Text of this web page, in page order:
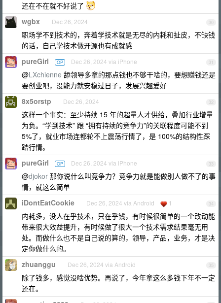
还在不在就不好说了
30
wgbx Dec 26, 2024
职场学不到技术的，奔着学技术就是无尽的内耗和扯皮，不缺钱
的话，自己学技术做开源也有成就感
31
pureGirl OP Dec 26, 2024 via iPhone
@LXchienne 舔领导多拿的那点钱也不够干啥的，要想赚钱还是
要创业吧，没能力就安稳过日子，发展兴趣爱好
32
8x5orstp Dec 26, 2024
这样一个事实：至少持续 15 年的超量人才供给，叠加行业增量
为负。“学到技术” 跟 “拥有持续的竞争力”的关联程度可能不到
5%了，就业市场连都轮不上震荡行情了，是 100%的结构性踩
踏行情。
33
pureGirl OP Dec 26, 2024 via iPhone
@djokor 那你说什么叫竞争力？竞争力就是能做别人做不了的事
情，就这么简单
34
iDontEatCookie Dec 26, 2024 via Android 1
内耗多，没人在乎技术，只在乎钱，有时候很简单的一个改动能
带来很大效益提升，有时候做了很大一个技术需求结果毫无用
处。而做什么也不是自己说的算的，领导，产品，业务，才是决
定你做什么的。
35
zhuanggu Dec 26, 2024 via Android
除了钱多，感觉没啥优势。再说了，今年拿这么多钱下年不一定
还在。